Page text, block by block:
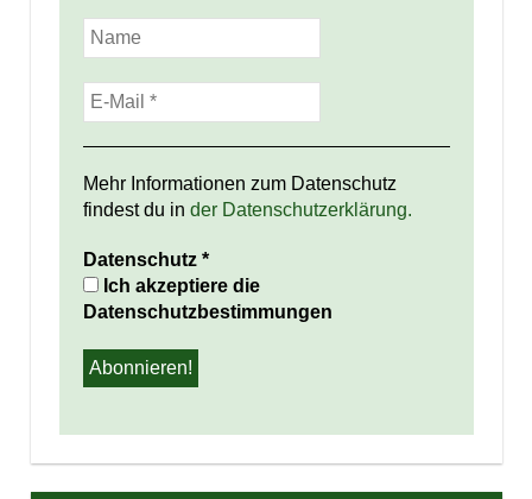
Mehr Informationen zum Datenschutz
findest du in der Datenschutzerklärung.
Datenschutz *
Ich akzeptiere die
Datenschutzbestimmungen